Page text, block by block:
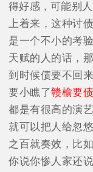
得好感，可能别
上着来，这种讨
是一个不小的考
天赋的人的话，
到时候债要不回
要小瞧了赣榆要
都是有很高的演
就可以把人给忽
之百就奏效，比
你说你惨人家还